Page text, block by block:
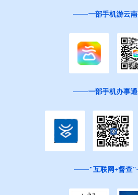
一部手机游云南
一部手机办事通
"互联网+督查"